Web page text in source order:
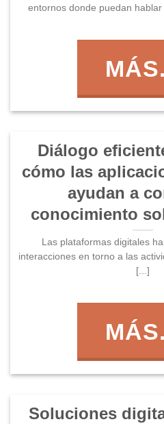
entornos donde puedan
Diálogo
cómo las
ayudan a
conocimiento
Las plataformas digitales
interacciones en torno a las
[...]
Soluciones